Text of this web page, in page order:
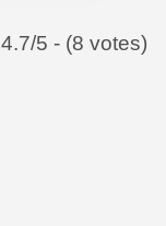
4.7/5 - (8 votes)